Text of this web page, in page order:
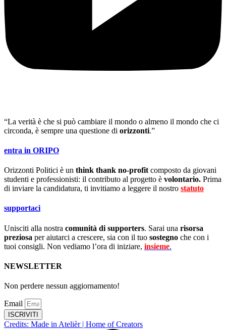
“La verità è che si può cambiare il mondo o almeno il mondo che ci
circonda, è sempre una questione di orizzonti.”
entra in ORIPO
Orizzonti Politici è un think thank no-profit composto da giovani
studenti e professionisti: il contributo al progetto è volontario. Prima
di inviare la candidatura, ti invitiamo a leggere il nostro statuto
supportaci
Unisciti alla nostra comunità di supporters. Sarai una risorsa
preziosa per aiutarci a crescere, sia con il tuo sostegno che con i
tuoi consigli. Non vediamo l’ora di iniziare, insieme.
NEWSLETTER
Non perdere nessun aggiornamento!
Email
ISCRIVITI
Credits: Made in Atelièr | Home of Creators